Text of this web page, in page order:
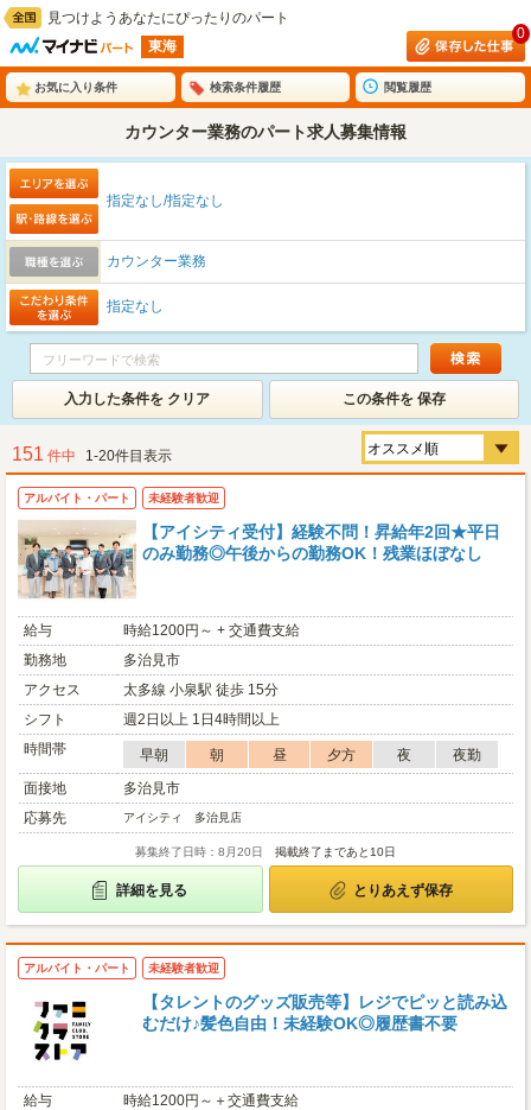
見つけようあなたにぴったりのパート
東海
0
お気に入り条件 検索条件履歴 閲覧履歴
カウンター業務のパート求人募集情報
指定なし/指定なし
カウンター業務
指定なし
入力した条件を クリア この条件を 保存
151 件中 1-20件目表示
アルバイト・パート 未経験者歓迎
【アイシティ受付】経験不問！昇給年2回★平日
のみ勤務◎午後からの勤務OK！残業ほぼなし
給与
時給1200円～ + 交通費支給
勤務地
多治見市
アクセス
太多線 小泉駅 徒歩 15分
シフト
週2日以上 1日4時間以上
時間帯
早朝 朝 昼 夕方 夜
夜勤
面接地
多治見市
応募先
アイシティ 多治見店
募集終了日時：8月20日 掲載終了まであと10日
詳細を見る とりあえず保存
アルバイト・パート 未経験者歓迎
【タレントのグッズ販売等】レジでピッと読み込
むだけ♪髪色自由！未経験OK◎履歴書不要
給与
時給1200円～＋交通費支給